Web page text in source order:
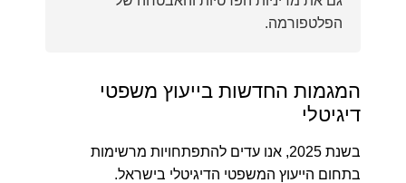
הפלטפורמה.
המגמות החדשות בייעוץ משפטי
דיגיטלי
בשנת 2025, אנו עדים להתפתחויות מרשימות
בתחום הייעוץ המשפטי הדיגיטלי בישראל.